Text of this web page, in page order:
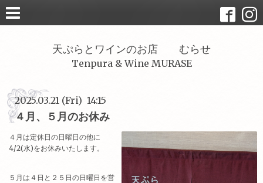
天ぷらとワインのお店 むらせ
Tenpura & Wine MURASE
2025.03.21 (Fri) 14:15
４月、５月のお休み
４月は定休日の日曜日の他に
4/2(水)をお休みいたします。
５月は４日と２５日の日曜日を営